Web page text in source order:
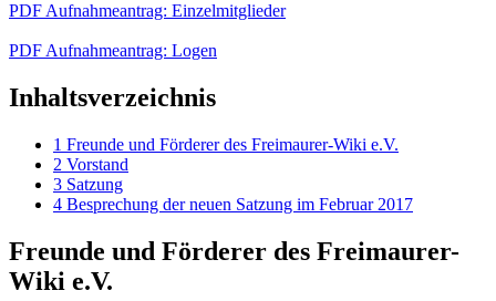
PDF Aufnahmeantrag: Einzelmitglieder
PDF Aufnahmeantrag: Logen
Inhaltsverzeichnis
1 Freunde und Förderer des Freimaurer-Wiki e.V.
2 Vorstand
3 Satzung
4 Besprechung der neuen Satzung im Februar 2017
Freunde und Förderer des Freimaurer-
Wiki e.V.